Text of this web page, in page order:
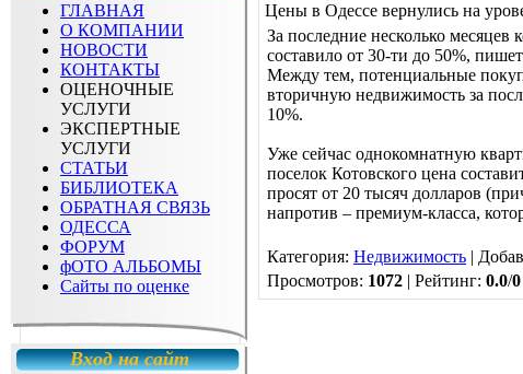
ГЛАВНАЯ
О КОМПАНИИ
НОВОСТИ
КОНТАКТЫ
ОЦЕНОЧНЫЕ
УСЛУГИ
ЭКСПЕРТНЫЕ
УСЛУГИ
СТАТЬИ
БИБЛИОТЕКА
ОБРАТНАЯ СВЯЗЬ
ОДЕССА
ФОРУМ
фОТО АЛЬБОМЫ
Сайты по оценке
Вход на сайт
Цены в Одессе вернулись на
За последние несколько
составило от 30-ти до 50%,
Между тем, потенциальные
вторичную недвижимость за
10%.
Уже сейчас однокомнатную
поселок Котовского цена
просят от 20 тысяч долларов
напротив – премиум-класса,
Категория: Недвижимость |
Просмотров: 1072 | Рейтинг: 0.0/0